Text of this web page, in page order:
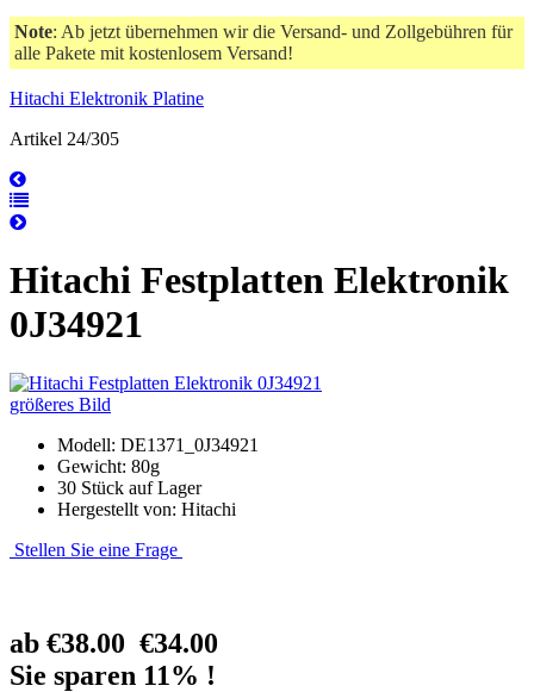
Note: Ab jetzt übernehmen wir die Versand- und Zollgebühren für
alle Pakete mit kostenlosem Versand!
Hitachi Elektronik Platine
Artikel 24/305
Hitachi Festplatten Elektronik
0J34921
größeres Bild
Modell: DE1371_0J34921
Gewicht: 80g
30 Stück auf Lager
Hergestellt von: Hitachi
Stellen Sie eine Frage
ab €38.00 €34.00
Sie sparen 11% !